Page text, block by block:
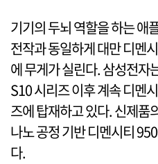
기기의 두뇌 역할을 하는
전작과 동일하게 대만 디멘
에 무게가 실린다. 삼성전자
S10 시리즈 이후 계속 디멘
즈에 탑재하고 있다. 신제품
나노 공정 기반 디멘시티
다.